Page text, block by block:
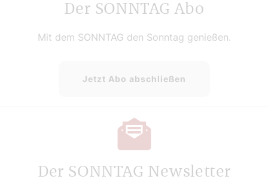
Der SONNTAG Abo
Mit dem SONNTAG den Sonntag genießen.
Jetzt Abo abschließen
Der SONNTAG Newsletter